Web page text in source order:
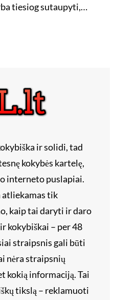
tiesiog sutaupyti,…
ir solidi, tad
kokybės kartelę,
interneto puslapiai.
tik
kaip tai daryti ir daro
kokybiškai – per 48
straipsnis gali būti
nėra straipsnių
kokią informaciją. Tai
tikslą – reklamuoti